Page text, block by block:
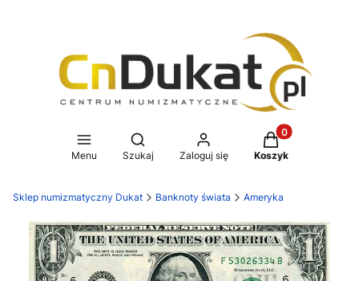
Menu
Otwórz wyszukiwarkę
Szukaj Zaloguj się
Produkty w
Koszyk
Sklep numizmatyczny Dukat Banknoty świata Ameryka